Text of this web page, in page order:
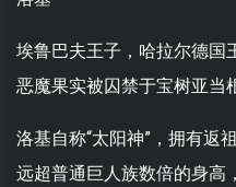
埃鲁巴夫王子，哈拉尔德国
恶魔果实被囚禁于宝树亚当
洛基自称“太阳神”，拥有返
远超普通巨人族数倍的身高